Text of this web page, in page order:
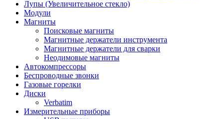
Лупы (Увеличительное стекло)
Модули
Магниты
Поисковые магниты
Магнитные держатели инструмента
Магнитные держатели для сварки
Неодимовые магниты
Автокомпрессоры
Беспроводные звонки
Газовые горелки
Диски
Verbatim
Измерительные приборы